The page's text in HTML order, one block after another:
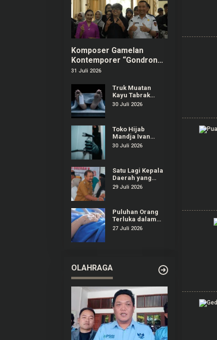
Komposer Gamelan
Kontemporer “Gondrong”
Gunarto Ditunjuk sebagai
31 Juli 2026
Truk Muatan
Kayu Tabrak
Warung dan
Orang Tewas
30 Juli 2026
Toko Hijab
Mandja Ivan
Gunawan di
30 Juli 2026
Satu Lagi Kepala
Daerah yang
Terjaring OTT
29 Juli 2026
Puluhan Orang
Terluka dalam
Insiden
27 Juli 2026
OLAHRAGA